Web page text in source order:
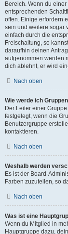
Bereich. Wenn du
entsprechenden
offen. Einige erfordern
sein und weitere sogar
einfach durch die
Freischaltung, so
daraufhin deinen
aufgenommen werden
dich ablehnt, er wird
Nach oben
Wie werde ich
Der Leiter einer
festgelegt, wenn die
Benutzergruppe
kontaktieren.
Nach oben
Weshalb werden
Es ist der Board-
Farben zuzuteilen, so
Nach oben
Was ist eine
Wenn du Mitglied in
Hauptgruppe dazu,